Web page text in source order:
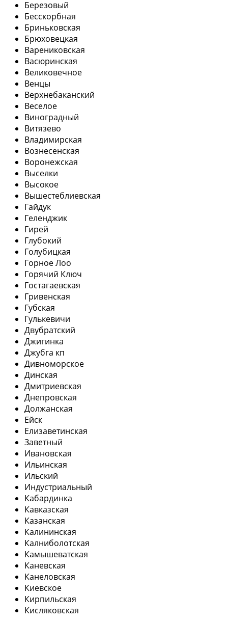
Березовый
Бесскорбная
Бриньковская
Брюховецкая
Варениковская
Васюринская
Великовечное
Венцы
Верхнебаканский
Веселое
Виноградный
Витязево
Владимирская
Вознесенская
Воронежская
Выселки
Высокое
Вышестеблиевская
Гайдук
Геленджик
Гирей
Глубокий
Голубицкая
Горное Лоо
Горячий Ключ
Гостагаевская
Гривенская
Губская
Гулькевичи
Двубратский
Джигинка
Джубга кп
Дивноморское
Динская
Дмитриевская
Днепровская
Должанская
Ейск
Елизаветинская
Заветный
Ивановская
Ильинская
Ильский
Индустриальный
Кабардинка
Кавказская
Казанская
Калининская
Калниболотская
Камышеватская
Каневская
Канеловская
Киевское
Кирпильская
Кисляковская